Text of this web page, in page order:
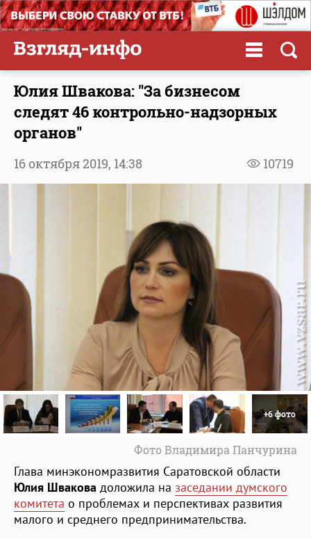
Юлия Швакова: "За бизнесом
следят 46 контрольно-надзорных
органов"
10719
16 октября 2019, 14:38
+6 фото
Фото Владимира Панчурина
Глава минэкономразвития Саратовской области
Юлия Швакова доложила на заседании думского
комитета о проблемах и перспективах развития
малого и среднего предпринимательства.